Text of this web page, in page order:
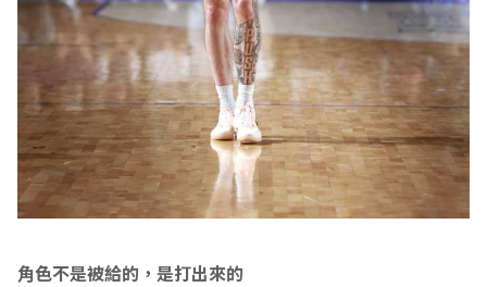
角色不是被給的，是打出來的